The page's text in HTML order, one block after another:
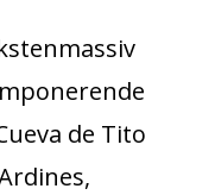
de Tito